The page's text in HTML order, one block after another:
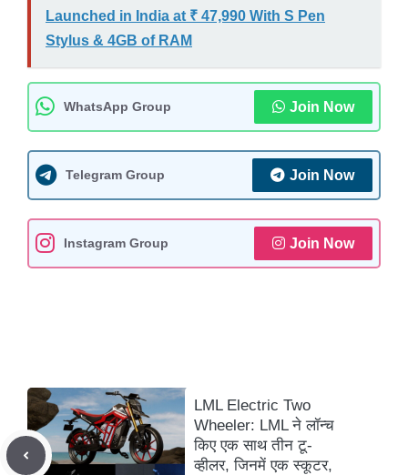
s
A
p
b
o
o
l
g
r
a
L
n
e
Launched in India at ₹ 47,990 With S Pen
Stylus & 4GB of RAM
WhatsApp Group Join Now
Telegram Group Join Now
Instagram Group Join Now
LML Electric Two
Wheeler: LML ने लॉन्च
किए एक साथ तीन टू-
व्हीलर, जिनमें एक स्कूटर,